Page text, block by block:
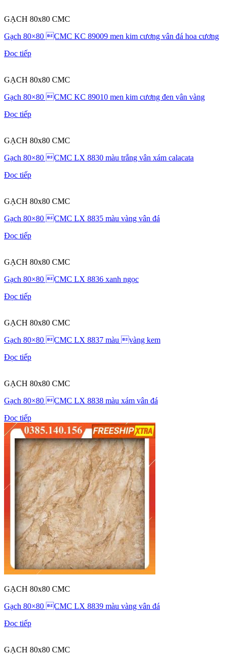
GẠCH 80x80 CMC
Gạch 80×80 CMC KC 89009 men kim cương vân đá hoa cương
Đọc tiếp
GẠCH 80x80 CMC
Gạch 80×80 CMC KC 89010 men kim cương đen vân vàng
Đọc tiếp
GẠCH 80x80 CMC
Gạch 80×80 CMC LX 8830 màu trắng vân xám calacata
Đọc tiếp
GẠCH 80x80 CMC
Gạch 80×80 CMC LX 8835 màu vàng vân đá
Đọc tiếp
GẠCH 80x80 CMC
Gạch 80×80 CMC LX 8836 xanh ngọc
Đọc tiếp
GẠCH 80x80 CMC
Gạch 80×80 CMC LX 8837 màu vàng kem
Đọc tiếp
GẠCH 80x80 CMC
Gạch 80×80 CMC LX 8838 màu xám vân đá
Đọc tiếp
GẠCH 80x80 CMC
Gạch 80×80 CMC LX 8839 màu vàng vân đá
Đọc tiếp
GẠCH 80x80 CMC